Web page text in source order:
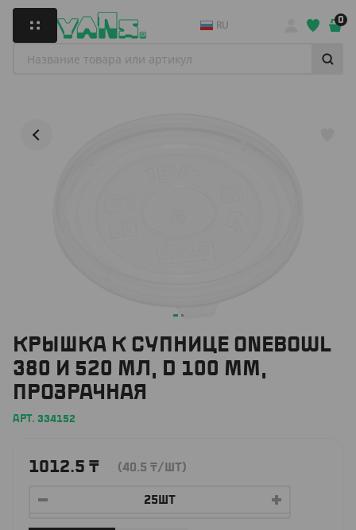
RU 0
КРЫШКА К СУПНИЦЕ ONEBOWL
380 И 520 МЛ, D 100 ММ,
ПРОЗРАЧНАЯ
АРТ. 334152
1012.5 ₸ (40.5 ₸/ШТ)